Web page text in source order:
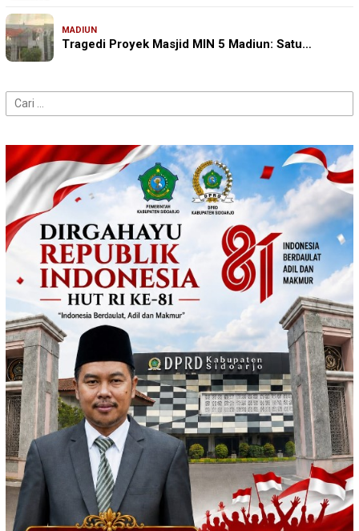
MADIUN
Tragedi Proyek Masjid MIN 5 Madiun: Satu…
Cari
untuk: